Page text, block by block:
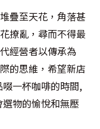
疊至天花，角落甚
撩亂，尋而不得最
經營者以傳承為
的思維，希望新店
一杯咖啡的時間,
物的愉悅和無壓